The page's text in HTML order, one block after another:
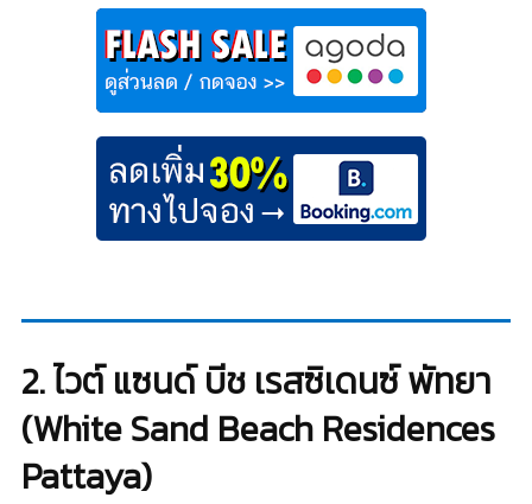
2. ไวต์ แซนด์ บีช เรสซิเดนซ์ พัทยา
(White Sand Beach Residences
Pattaya)